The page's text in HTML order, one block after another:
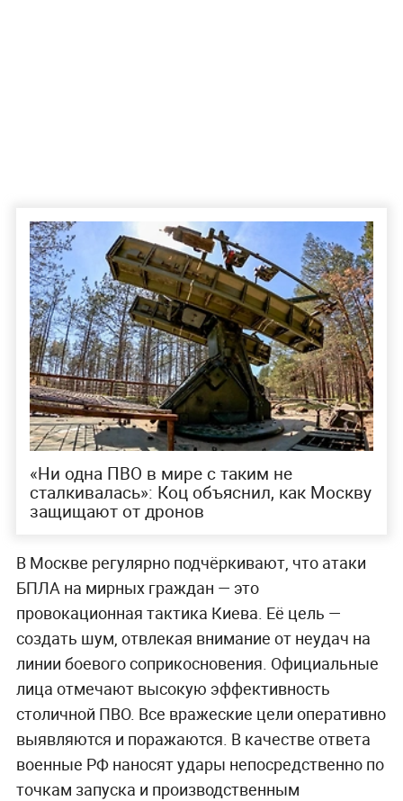
«Ни одна ПВО в мире с таким не
сталкивалась»: Коц объяснил, как Москву
защищают от дронов
В Москве регулярно подчёркивают, что атаки
БПЛА на мирных граждан — это
провокационная тактика Киева. Её цель —
создать шум, отвлекая внимание от неудач на
линии боевого соприкосновения. Официальные
лица отмечают высокую эффективность
столичной ПВО. Все вражеские цели оперативно
выявляются и поражаются. В качестве ответа
военные РФ наносят удары непосредственно по
точкам запуска и производственным